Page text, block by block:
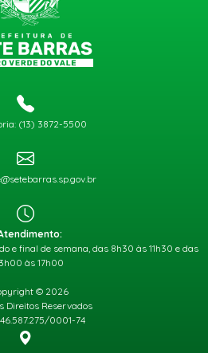
(13) 3872-5500
e final de semana, das 8h30 às 11h30 e das
às 17h00
© 2026
Direitos Reservados
0001-74